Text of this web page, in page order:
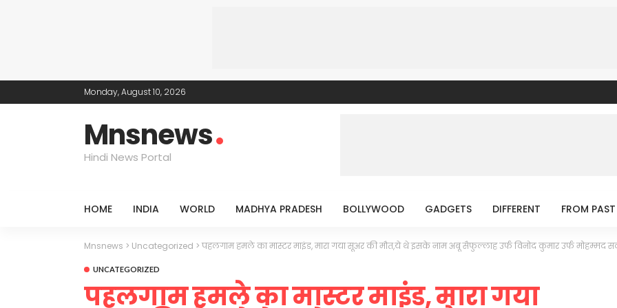
Monday, August 10, 2026
Mnsnews
Hindi News Portal
HOME INDIA WORLD MADHYA PRADESH BOLLYWOOD GADGETS DIFFERENT FROM PAST
Mnsnews > Uncategorized >पहलगाम हमले का मास्टर माइंड, मारा गया सूअर की मौत,ये थे इसके नाम अबू सैफुल्लाह उर्फ विनोद कुमार उर्फ मोहम्मद
UNCATEGORIZED
पहलगाम हमले का मास्टर माइंड, मारा गया